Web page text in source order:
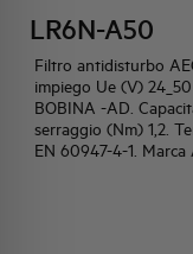
LR6N-A50
Filtro antidisturbo
impiego Ue (V)
BOBINA -AD.
serraggio (Nm) 1,2.
EN 60947-4-1. Marca